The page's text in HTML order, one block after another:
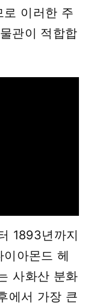
로 이러한 주
관이 적합합
1893년까지
아몬드 헤
사화산 분화
에서 가장 큰